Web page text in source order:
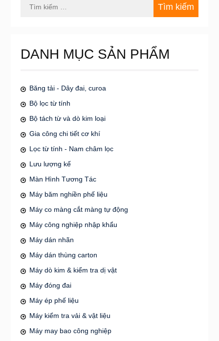
kiếm
DANH MỤC SẢN PHẨM
Băng tải - Dây đai, curoa
Bộ lọc từ tính
Bộ tách từ và dò kim loại
Gia công chi tiết cơ khí
Lọc từ tính - Nam châm lọc
Lưu lượng kế
Màn Hình Tương Tác
Máy băm nghiền phế liệu
Máy co màng cắt màng tự động
Máy công nghiệp nhập khẩu
Máy dán nhãn
Máy dán thùng carton
Máy dò kim & kiểm tra dị vật
Máy đóng đai
Máy ép phế liệu
Máy kiểm tra vải & vật liệu
Máy may bao công nghiệp